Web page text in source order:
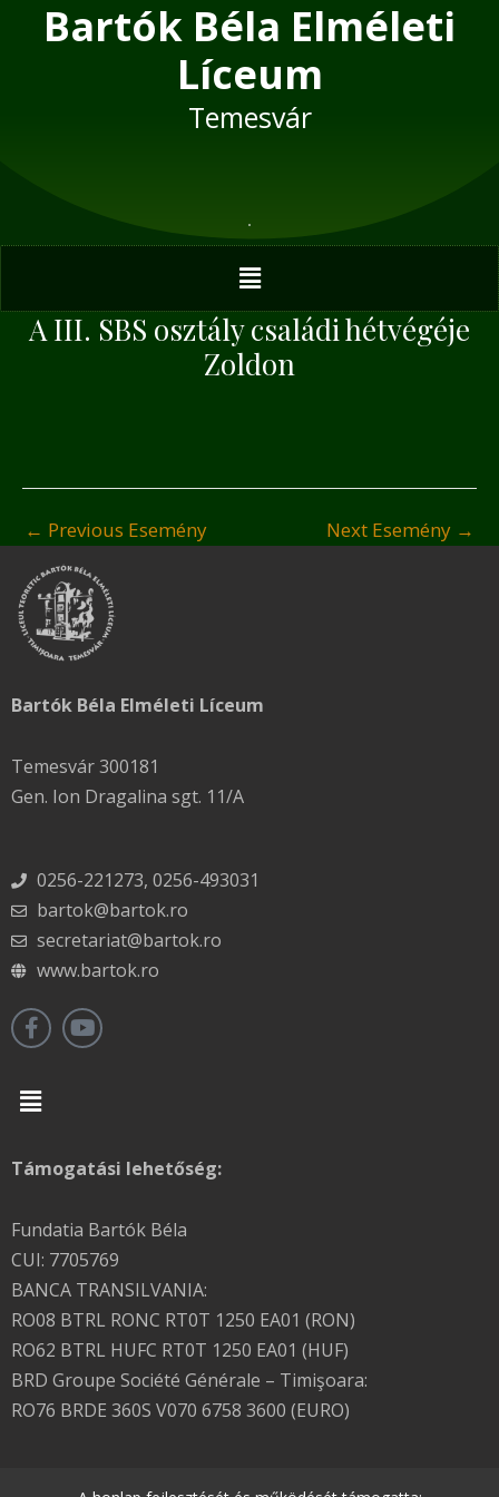
Bartók Béla Elméleti
Líceum
Temesvár
Menu
A III. SBS osztály családi hétvégéje
Zoldon
Post
navigation
← Previous Esemény Next Esemény →
Bartók Béla Elméleti Líceum
Temesvár 300181
Gen. Ion Dragalina sgt. 11/A
0256-221273, 0256-493031
bartok@bartok.ro
secretariat@bartok.ro
www.bartok.ro
Menu
Támogatási lehetőség:
Fundatia Bartók Béla
CUI: 7705769
BANCA TRANSILVANIA:
RO08 BTRL RONC RT0T 1250 EA01 (RON)
RO62 BTRL HUFC RT0T 1250 EA01 (HUF)
BRD Groupe Société Générale – Timişoara:
RO76 BRDE 360S V070 6758 3600 (EURO)